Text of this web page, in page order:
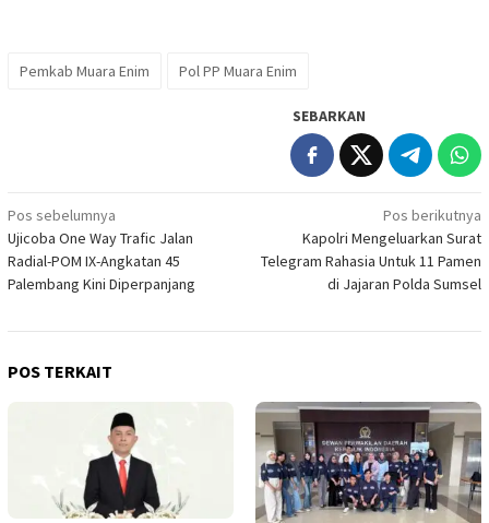
Pemkab Muara Enim Pol PP Muara Enim
SEBARKAN
Navigasi
pos
Pos sebelumnya
Ujicoba One Way Trafic Jalan
Radial-POM IX-Angkatan 45
Palembang Kini Diperpanjang
Pos berikutnya
Kapolri Mengeluarkan Surat
Telegram Rahasia Untuk 11 Pamen
di Jajaran Polda Sumsel
POS TERKAIT